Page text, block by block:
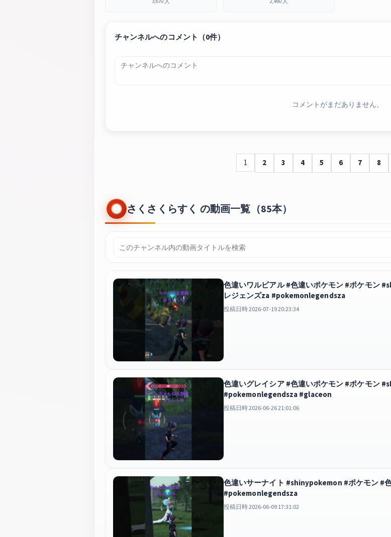
チャンネルへのコメント（0件）
コメントがまだありません。
1 2 3 4 5 6 7 8
さくさくらすく の動画一覧（85本）
色違いワルビアル #色違いポケモン #ポケモン
レジェンズza #pokemonlegendsza
投稿日時 2026-07-19 20:23:34
色違いグレイシア #色違いポケモン #ポケモン
#pokemonlegendsza #glaceon
投稿日時 2026-06-26 21:01:06
色違いサーナイト #shinypokemon #ポケモン #
#pokemonlegendsza
投稿日時 2026-06-09 17:31:02